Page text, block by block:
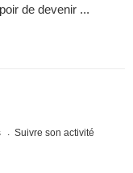
de devenir ...
Suivre son activité